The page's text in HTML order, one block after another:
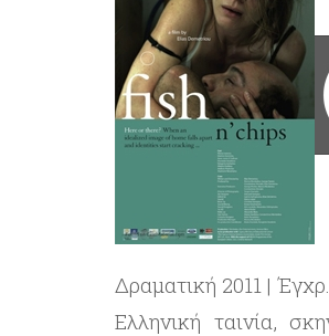
Δραματική 2011 |
Eλληνική ταινία,